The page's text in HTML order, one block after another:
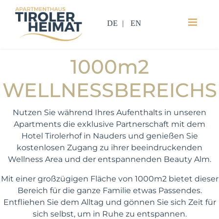
DE EN
KOSTENLOSE NUTZUNG DES
1000m2
WELLNESSBEREICHS
Nutzen Sie während Ihres Aufenthalts in unseren
Apartments die exklusive Partnerschaft mit dem
Hotel Tirolerhof in Nauders und genießen Sie
kostenlosen Zugang zu ihrer beeindruckenden
Wellness Area und der entspannenden Beauty Alm.
Mit einer großzügigen Fläche von 1000m2 bietet dieser
Bereich für die ganze Familie etwas Passendes.
Entfliehen Sie dem Alltag und gönnen Sie sich Zeit für
sich selbst, um in Ruhe zu entspannen.